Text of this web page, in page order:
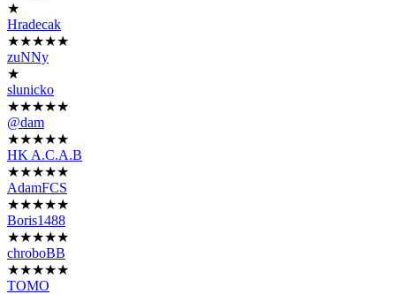
★
Hradecak
★★★★★
zuNNy
★
slunicko
★★★★★
@dam
★★★★★
HK A.C.A.B
★★★★★
AdamFCS
★★★★★
Boris1488
★★★★★
chroboBB
★★★★★
TOMO